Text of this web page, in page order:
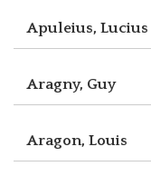
Apuleius, Lucius
Aragny, Guy
Aragon, Louis